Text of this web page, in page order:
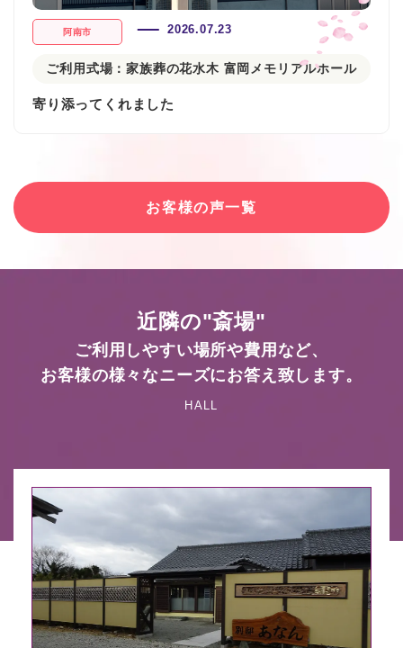
阿南市 2026.07.23
ご利用式場：家族葬の花水木 富岡メモリアルホール
寄り添ってくれました
お客様の声一覧
近隣の"斎場"
ご利用しやすい場所や費用など、
お客様の様々なニーズにお答え致します。
HALL